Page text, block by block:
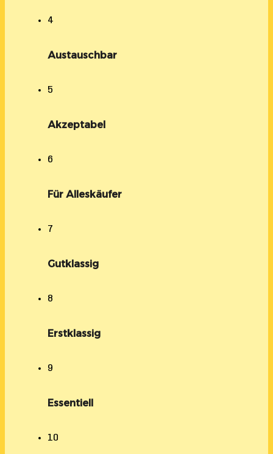
4
Austauschbar
5
Akzeptabel
6
Für Alleskäufer
7
Gutklassig
8
Erstklassig
9
Essentiell
10